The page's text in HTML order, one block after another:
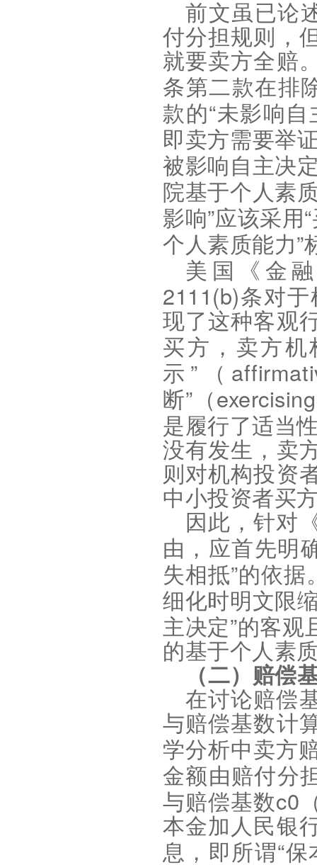
前文虽已论
付分担规则，
就要卖方全赔
条第二款在排
款的“未影响自
即卖方需要举
被影响自主决
院基于个人素
影响”应该采用“
个人素质能力”
美国《金
2111(b)条对
现了这种客观
买方，卖方
示 ” （
断” （
是履行了适当
没有发生，卖
则对机构投资
中小投资者买
因此，针对
由，应首先明
失相抵”的依据
细化时明文限
主决定”的客观
的基于个人素
（二）赔偿
在讨论赔偿
与赔偿基数计
学分析中卖方
金额由赔付分
与赔偿基数c0
本金加人民银
息，即所谓“保